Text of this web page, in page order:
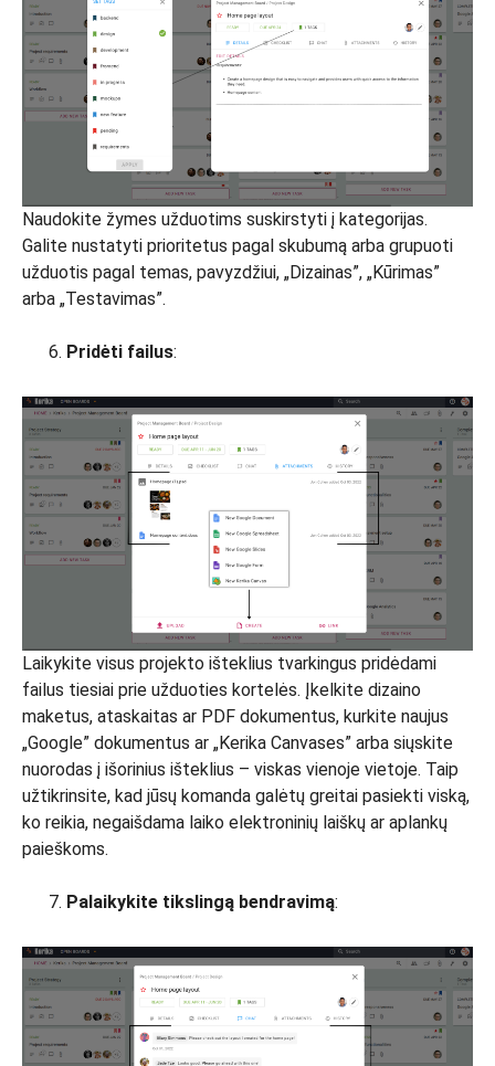
Naudokite žymes užduotims suskirstyti į kategorijas.
Galite nustatyti prioritetus pagal skubumą arba grupuoti
užduotis pagal temas, pavyzdžiui, „Dizainas”, „Kūrimas”
arba „Testavimas”.
Pridėti failus:
Laikykite visus projekto išteklius tvarkingus pridėdami
failus tiesiai prie užduoties kortelės. Įkelkite dizaino
maketus, ataskaitas ar PDF dokumentus, kurkite naujus
„Google” dokumentus ar „Kerika Canvases” arba siųskite
nuorodas į išorinius išteklius – viskas vienoje vietoje. Taip
užtikrinsite, kad jūsų komanda galėtų greitai pasiekti viską,
ko reikia, negaišdama laiko elektroninių laiškų ar aplankų
paieškoms.
Palaikykite tikslingą bendravimą: